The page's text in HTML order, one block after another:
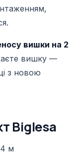
вишки на 2
вишку —
з новою
Biglesa
м